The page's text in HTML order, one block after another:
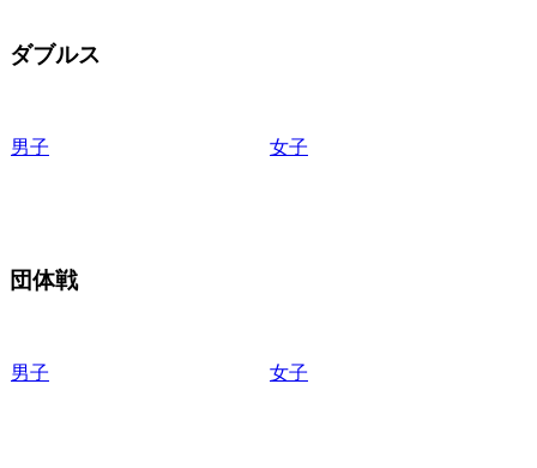
ダブルス
男子 女子
団体戦
男子 女子